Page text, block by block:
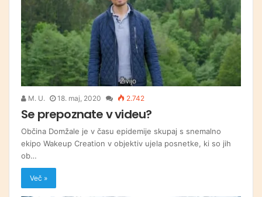
M. U. 18. maj, 2020 2.742
Se prepoznate v videu?
Občina Domžale je v času epidemije skupaj s snemalno
ekipo Wakeup Creation v objektiv ujela posnetke, ki so jih
ob…
Več »